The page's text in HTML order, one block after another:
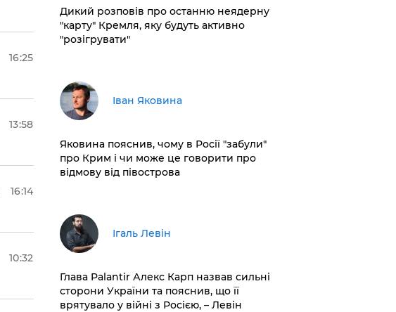
16:25
13:58
16:14
10:32
​Дикий розповів про останню неядерну
"карту" Кремля, яку будуть активно
"розігрувати"
Іван Яковина
​Яковина пояснив, чому в Росії "забули"
про Крим і чи може це говорити про
відмову від півострова
Ігаль Левін
Глава Palantir Алекс Карп назвав сильні
сторони України та пояснив, що її
врятувало у війні з Росією, – Левін